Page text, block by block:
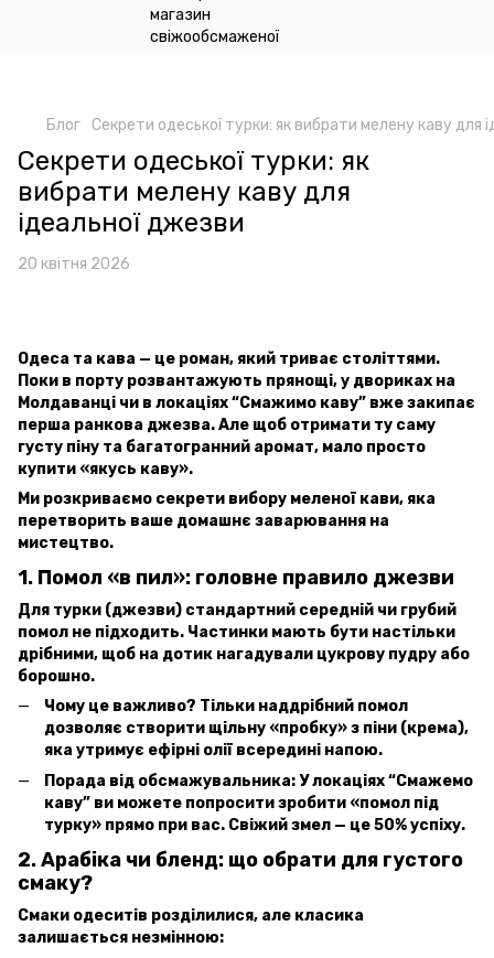
verification=n_oqqzEuRZVD6qDx7SNQHsLwvI3fyvGpp6NDxkCDdVU
Блог Секрети одеської турки: як вибрати мелену каву для
Секрети одеської турки: як
вибрати мелену каву для
ідеальної джезви
20 квітня 2026
Одеса та кава — це роман, який триває століттями.
Поки в порту розвантажують прянощі, у двориках на
Молдаванці чи в локаціях “Смажимо каву” вже закипає
перша ранкова джезва. Але щоб отримати ту саму
густу піну та багатогранний аромат, мало просто
купити «якусь каву».
Ми розкриваємо секрети вибору меленої кави, яка
перетворить ваше домашнє заварювання на
мистецтво.
1. Помол «в пил»: головне правило джезви
Для турки (джезви) стандартний середній чи грубий
помол не підходить. Частинки мають бути настільки
дрібними, щоб на дотик нагадували цукрову пудру або
борошно.
Чому це важливо? Тільки наддрібний помол
дозволяє створити щільну «пробку» з піни (крема),
яка утримує ефірні олії всередині напою.
Порада від обсмажувальника: У локаціях “Смажемо
каву” ви можете попросити зробити «помол під
турку» прямо при вас. Свіжий змел — це 50% успіху.
2. Арабіка чи бленд: що обрати для густого
смаку?
Смаки одеситів розділилися, але класика
залишається незмінною: